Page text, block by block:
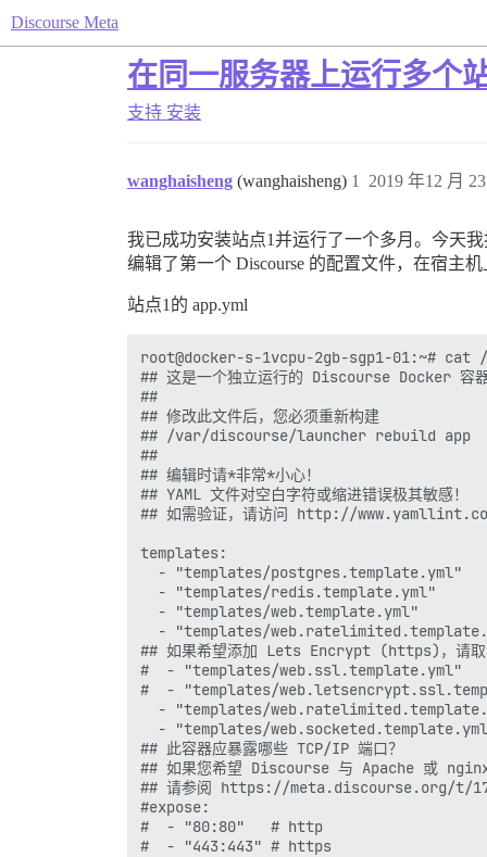
Discourse Meta
在同一服务器上运行多个
支持 安装
wanghaisheng (wanghaisheng) 2019 年12 月
1
我已成功安装站点1并运行了一个多月。今天
编辑了第一个 Discourse 的配置文件，在宿主
站点1的 app.yml
root@docker-s-1vcpu-2gb-sgp1-01:~#
## 这是一个独立运行的 Discourse Docker
##
## 修改此文件后，您必须重新构建
## /var/discourse/launcher rebuild app
##
## 编辑时请*非常*小心！
## YAML 文件对空白字符或缩进错误极其敏感！
## 如需验证，请访问 http://
templates:
  - "templates/postgres.template.yml"
  - "templates/redis.template.yml"
  - "templates/web.template.yml"
- "templates/
## 如果希望添加 Lets Encrypt (https)，请取
#  - "templates/web.ssl.template.yml"
#  - "templates/
- "templates/
- "templates/
## 此容器应暴露哪些 TCP/IP 端口？
## 如果您希望 Discourse 与 Apache 或 nginx
## 请参阅 https://meta.discourse.org/t/
#expose:
#  - "80:80"   # http
#  - "443:443" # https